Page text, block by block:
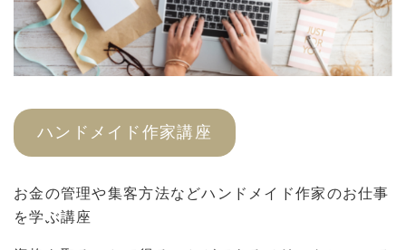
ハンドメイド作家講座
お金の管理や集客方法などハンドメイド作家のお仕事
を学ぶ講座